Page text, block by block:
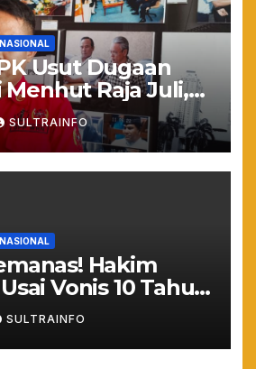
NASIONAL
Usut Dugaan
Raja Juli,
Sampai Hutan
Banjir!
SULTRAINFO
NASIONAL
Hakim
Vonis 10 Tahun
Kuasa
Mulia Takut
SULTRAINFO